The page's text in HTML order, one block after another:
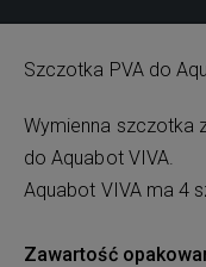
Szczotka PVA do
Wymienna szczotka
do Aquabot VIVA.
Aquabot VIVA ma 4
Zawartość